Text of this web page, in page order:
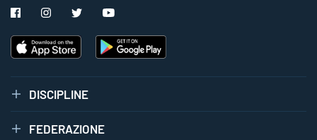
DISCIPLINE
FEDERAZIONE